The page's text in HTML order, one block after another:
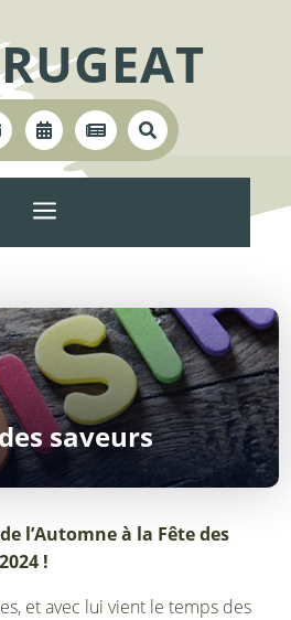
  
a
saveurs
l’Automne à la Fête des
!
et avec lui vient le temps des